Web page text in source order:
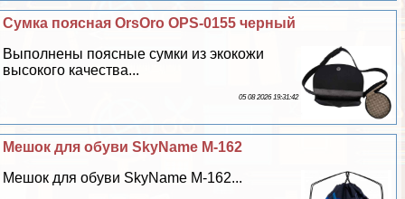
Сумка поясная OrsOro OPS-0155 черный
Выполнены поясные сумки из экокожи
высокого качества...
05 08 2026 19:31:42
Мешок для обуви SkyName M-162
Мешок для обуви SkyName M-162...